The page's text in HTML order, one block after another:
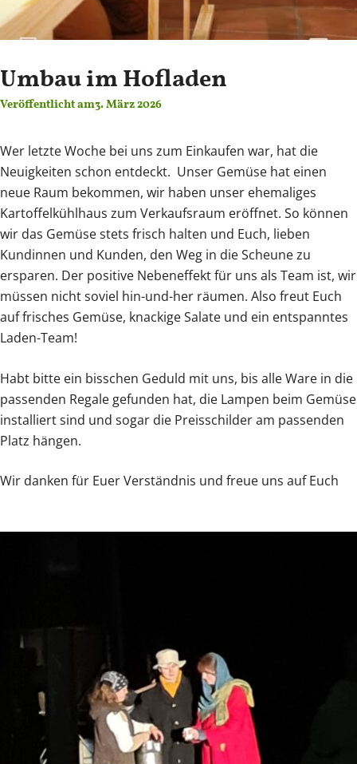
Umbau im Hofladen
Veröffentlicht am3. März 2026
Wer letzte Woche bei uns zum Einkaufen war, hat die
Neuigkeiten schon entdeckt. Unser Gemüse hat einen
neue Raum bekommen, wir haben unser ehemaliges
Kartoffelkühlhaus zum Verkaufsraum eröffnet. So können
wir das Gemüse stets frisch halten und Euch, lieben
Kundinnen und Kunden, den Weg in die Scheune zu
ersparen. Der positive Nebeneffekt für uns als Team ist, wir
müssen nicht soviel hin-und-her räumen. Also freut Euch
auf frisches Gemüse, knackige Salate und ein entspanntes
Laden-Team!
Habt bitte ein bisschen Geduld mit uns, bis alle Ware in die
passenden Regale gefunden hat, die Lampen beim Gemüse
installiert sind und sogar die Preisschilder am passenden
Platz hängen.
Wir danken für Euer Verständnis und freue uns auf Euch